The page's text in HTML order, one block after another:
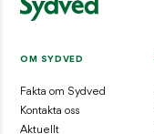
OM SYDVED
Fakta om Sydved
Kontakta oss
Aktuellt